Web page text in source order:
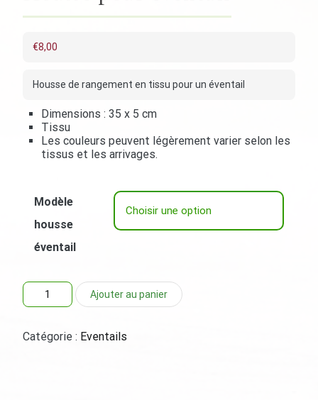
€8,00
Housse de rangement en tissu pour un éventail
Dimensions : 35 x 5 cm
Tissu
Les couleurs peuvent légèrement varier selon les
tissus et les arrivages.
Modèle
housse
éventail
quantité
de
éventail
Ajouter au panier
Catégorie : Eventails